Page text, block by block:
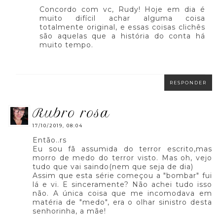
Concordo com vc, Rudy! Hoje em dia é
muito difícil achar alguma coisa
totalmente original, e essas coisas clichês
são aquelas que a história do conta há
muito tempo.
RESPONDER
rubro rosa
17/10/2019, 08:04
Então..rs
Eu sou fã assumida do terror escrito,mas
morro de medo do terror visto. Mas oh, vejo
tudo que vai saindo(nem que seja de dia)
Assim que esta série começou a "bombar" fui
lá e vi. E sinceramente? Não achei tudo isso
não. A única coisa que me incomodava em
matéria de "medo", era o olhar sinistro desta
senhorinha, a mãe!